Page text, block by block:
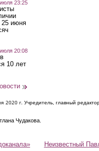
23:25
25 июня
20:08
10 лет
2020 г. Учредитель, главный
Чудакова.
Неизвестный